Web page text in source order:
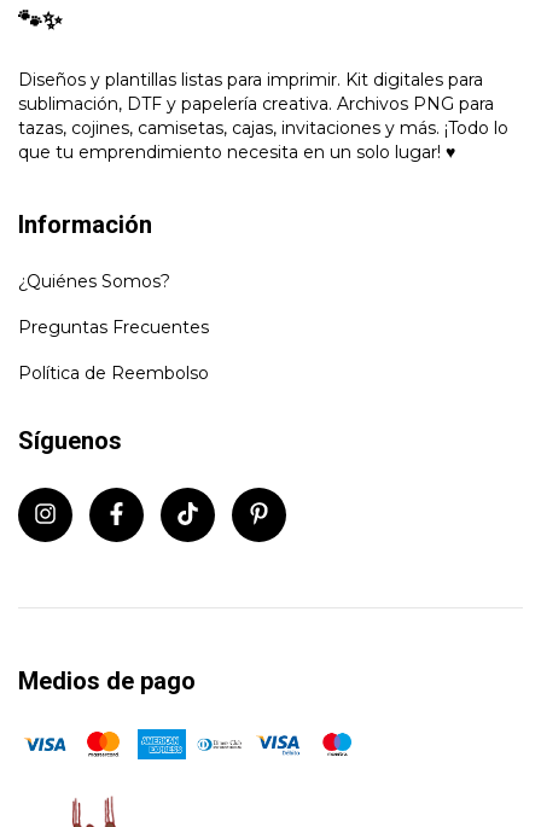
🐾✨
Diseños y plantillas listas para imprimir. Kit digitales para
sublimación, DTF y papelería creativa. Archivos PNG para
tazas, cojines, camisetas, cajas, invitaciones y más. ¡Todo lo
que tu emprendimiento necesita en un solo lugar! ♥
Información
¿Quiénes Somos?
Preguntas Frecuentes
Política de Reembolso
Síguenos
Medios de pago